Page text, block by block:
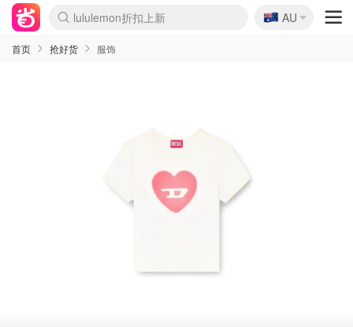
lululemon折扣上新
Sasa美妆护肤3.5折
SSENSE年中3折
FreshBeauty好价汇总
Cettire降价+叠9折
WWS Coles超市实拍
viagogo二手票捡漏
Myer超级周末1折
The Outnet奢牌1折起
David Jones 3折起
Flannels大牌1折
Perfumes Club护肤1折
AMIRO返校季6.2折
Amazon折扣汇总
eToro入金$200送$50
Amazon数码好物
ICONIC本周7.5折
ThedoubleF高奢地板价
Moose Knuckles 6折
丝芙兰5折起
EUFY官网3.7折起
Selenichast首饰2折
Trip机票酒店促销
YSL送5件彩妆礼
Amazon家居好物
Amazon美妆护肤
雅漾大喷$8
过敏原检测盒$33
伊索独家赠50ml沐浴露
科颜氏清仓3折
SEALIFE海洋馆门票6折
丝塔芙大白罐$16
订阅Newsletter送香薰
Cult Beauty 6.8折
Harrods圣诞日历2.3折
LN-CC奢牌私促3折
d'Alba空姐喷雾$16
EVE LOM套装逆天2折
Bernardelli独家4折
Adore Beauty 6折起
CT圣诞日历
Mytheresa奢品2.7折
Luxury Escapes 9折
Currentbody美容仪9折
MOON Garden Live
Roborock扫地机3.7折
Tingo Life水杯$24
Valentino官网5折
CR洗发护发6.3折
修丽可套装7.4折
Myer彩妆2件7折
GANNI官网4.5折
Stylevana韩妆4折
Tessabit高奢8.5折
OGX洗护4折
Amazon阿德莱德次日达
卡诗8.5折+赠礼
Philips Hue灯具8折
🇦🇺
AU
首页 抢好货 服饰